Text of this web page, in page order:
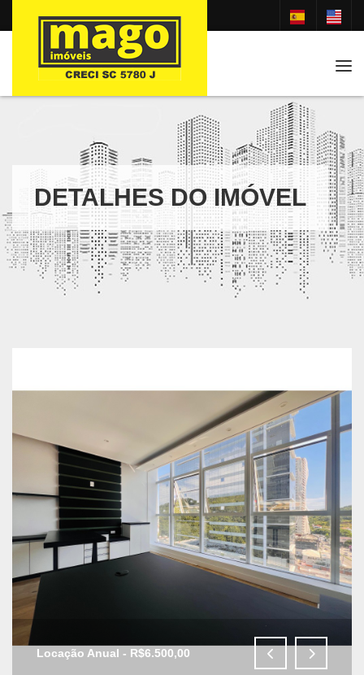
DETALHES DO IMÓVEL
Locação Anual - R$6.500,00